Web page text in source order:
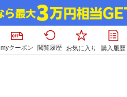
myクーポン 閲覧履歴 お気に入り 購入履歴